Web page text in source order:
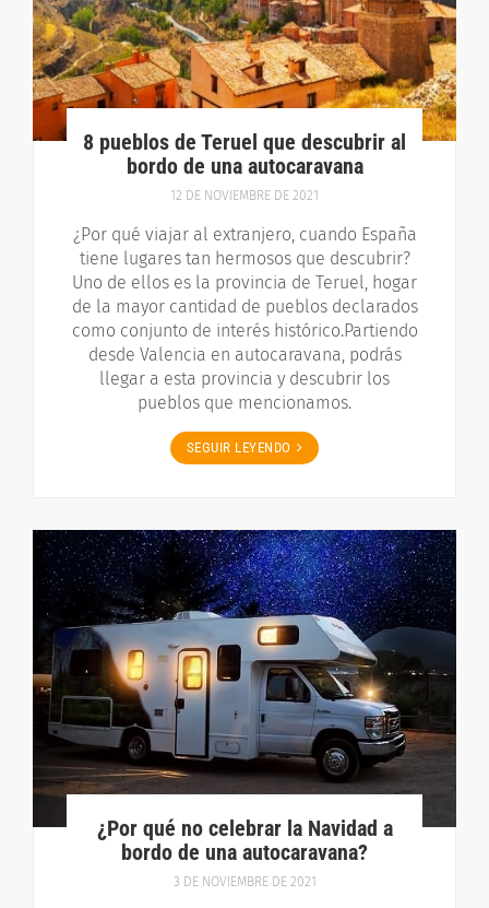
8 pueblos de Teruel que descubrir al
bordo de una autocaravana
12 DE NOVIEMBRE DE 2021
¿Por qué viajar al extranjero, cuando España
tiene lugares tan hermosos que descubrir?
Uno de ellos es la provincia de Teruel, hogar
de la mayor cantidad de pueblos declarados
como conjunto de interés histórico.Partiendo
desde Valencia en autocaravana, podrás
llegar a esta provincia y descubrir los
pueblos que mencionamos.
SEGUIR LEYENDO
¿Por qué no celebrar la Navidad a
bordo de una autocaravana?
3 DE NOVIEMBRE DE 2021